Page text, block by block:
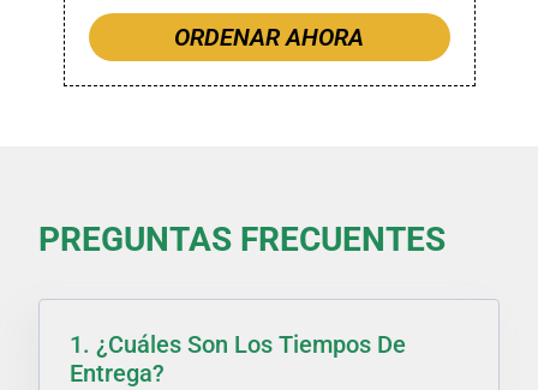
ORDENAR AHORA
PREGUNTAS FRECUENTES
1. ¿Cuáles Son Los Tiempos De
Entrega?